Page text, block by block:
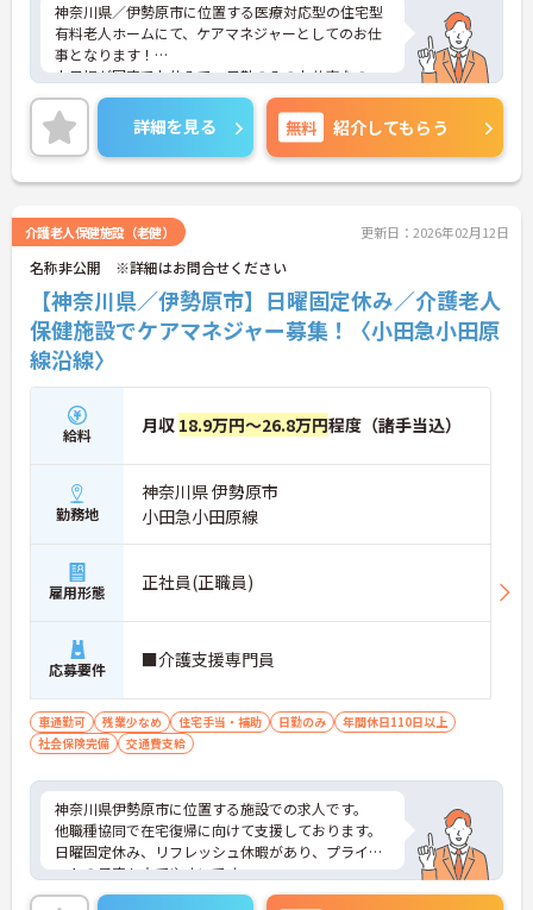
神奈川県／伊勢原市に位置する医療対応型の住宅型
有料老人ホームにて、ケアマネジャーとしてのお仕
事となります！
土日祝が固定でお休みで、日勤のみのお仕事なの
で、働きやすい環境となっております！育児支援や
制服貸与、交通費支給ありなど充実した待遇で安心
してお仕事できます♪
ご興味ある方は面接ポイントをお伝えしますので、
お気軽にお問い合わせください！
詳細を見る 無料 紹介してもらう
介護老人保健施設（老健） 更新日：2026年02月12日
名称非公開 ※詳細はお問合せください
【神奈川県／伊勢原市】日曜固定休み／介護老人
保健施設でケアマネジャー募集！〈小田急小田原
線沿線〉
給料 月収 18.9万円～26.8万円程度（諸手当込）
勤務地
神奈川県 伊勢原市
小田急小田原線
雇用形態 正社員(正職員)
応募要件 ■介護支援専門員
車通勤可 残業少なめ 住宅手当・補助 日勤のみ
年間休日110日以上
社会保険完備
交通費支給
神奈川県伊勢原市に位置する施設での求人です。
他職種協同で在宅復帰に向けて支援しております。
日曜固定休み、リフレッシュ休暇があり、プライベ
ートの予定も立てやすいです。
ご興味のある方はお気軽にお問い合わせ下さい！